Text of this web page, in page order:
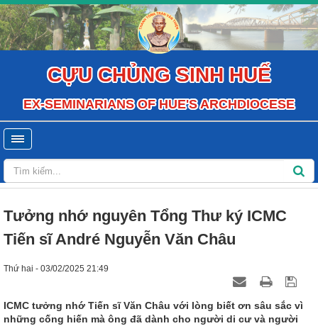
CỰU CHỦNG SINH HUẾ
EX-SEMINARIANS OF HUE'S ARCHDIOCESE
Tưởng nhớ nguyên Tổng Thư ký ICMC
Tiến sĩ André Nguyễn Văn Châu
Thứ hai - 03/02/2025 21:49
ICMC tưởng nhớ Tiến sĩ Văn Châu với lòng biết ơn sâu sắc vì
những cống hiến mà ông đã dành cho người di cư và người